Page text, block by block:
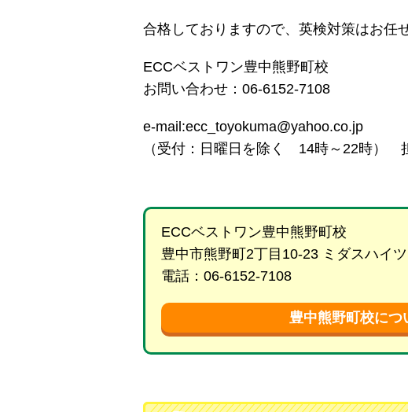
合格しておりますので、英検対策はお任
ECCベストワン豊中熊野町校
お問い合わせ：06-6152-7108
e-mail:ecc_toyokuma@yahoo.co.jp
（受付：日曜日を除く 14時～22時）
ECCベストワン豊中熊野町校
豊中市熊野町2丁目10-23 ミダスハイ
電話：06-6152-7108
豊中熊野町校につ